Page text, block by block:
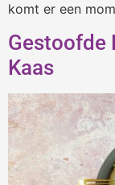
komt er een
Gestoofde
Kaas